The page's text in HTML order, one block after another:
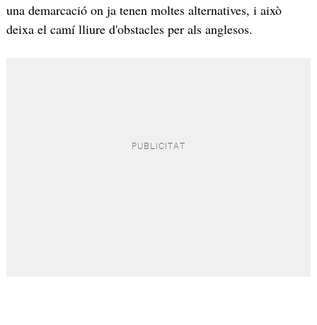
una demarcació on ja tenen moltes alternatives, i això
deixa el camí lliure d'obstacles per als anglesos.